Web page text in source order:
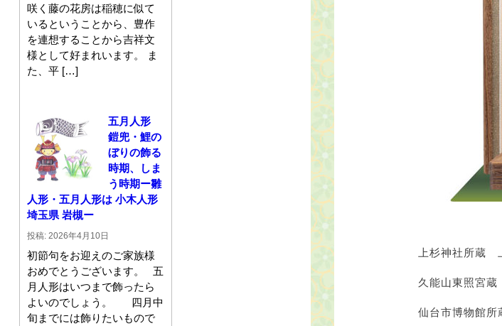
咲く藤の花房は稲穂に似て
いるということから、豊作
を連想することから吉祥文
様として好まれいます。 ま
た、平 […]
五月人形
鎧兜・鯉の
ぼりの飾る
時期、しま
う時期ー雛
人形・五月人形は 小木人形
埼玉県 岩槻ー
投稿: 2026年4月10日
初節句をお迎えのご家族様
おめでとうございます。 五
月人形はいつまで飾ったら
よいのでしょう。 四月中
旬までには飾りたいもので
上杉神社所蔵
久能山東照宮
仙台市博物館